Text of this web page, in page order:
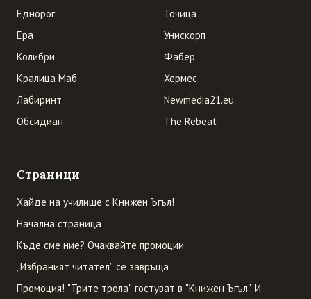
Еднорог
Ера
Колибри
Кралица Маб
Лабиринт
Обсидиан
Точица
Унискорп
Фабер
Хермес
Newmedia21.eu
The Rebeat
Страници
Хайде на училище с Книжен Ъгъл!
Начална страница
Къде сме ние? Очаквайте промоции
„Избраният читател” се завръща
Промоция! "Трите трола" гостуват в "Книжен Ъгъл". И